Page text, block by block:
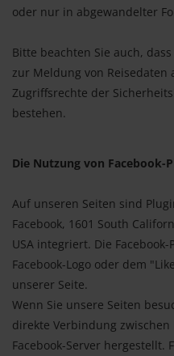
oder nur in abgewandelter
Bitte beachten Sie auch,
zur Meldung von
Zugriffsrechte der
bestehen.
Die Nutzung von Facebook-
Auf unseren Seiten sind
Facebook, 1601 South
USA integriert. Die
Facebook-Logo oder dem
unserer Seite.
Wenn Sie unsere Seiten
direkte Verbindung
Facebook-Server hergestellt.